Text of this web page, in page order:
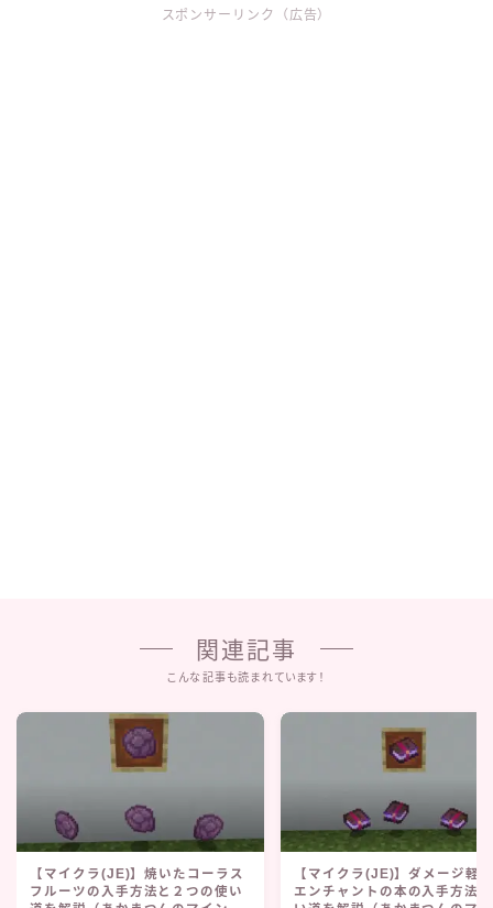
スポンサーリンク（広告）
関連記事
こんな記事も読まれています！
【マイクラ(JE)】焼いたコーラス
フルーツの入手方法と２つの使い
【マイクラ(JE)】ダメージ軽
エンチャントの本の入手方法